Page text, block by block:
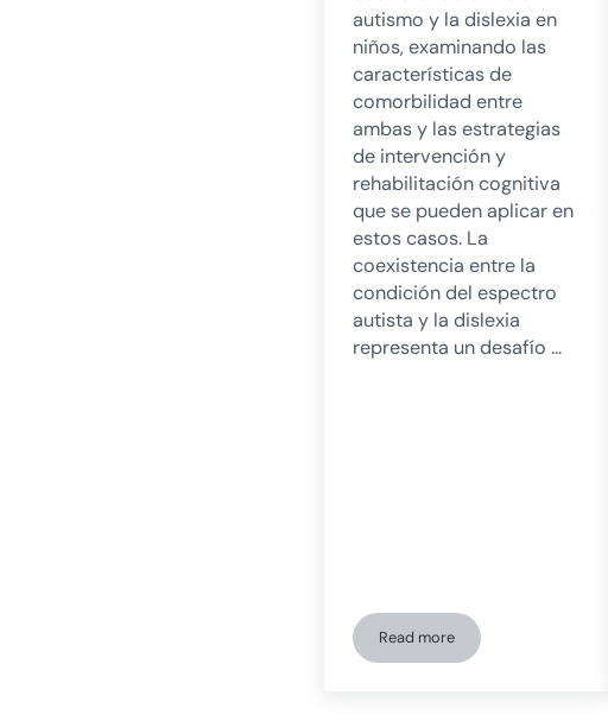
autismo y la dislexia en
niños, examinando las
características de
comorbilidad entre
ambas y las estrategias
de intervención y
rehabilitación cognitiva
que se pueden aplicar en
estos casos. La
coexistencia entre la
condición del espectro
autista y la dislexia
representa un desafío …
Read moreCoexistencia entre la